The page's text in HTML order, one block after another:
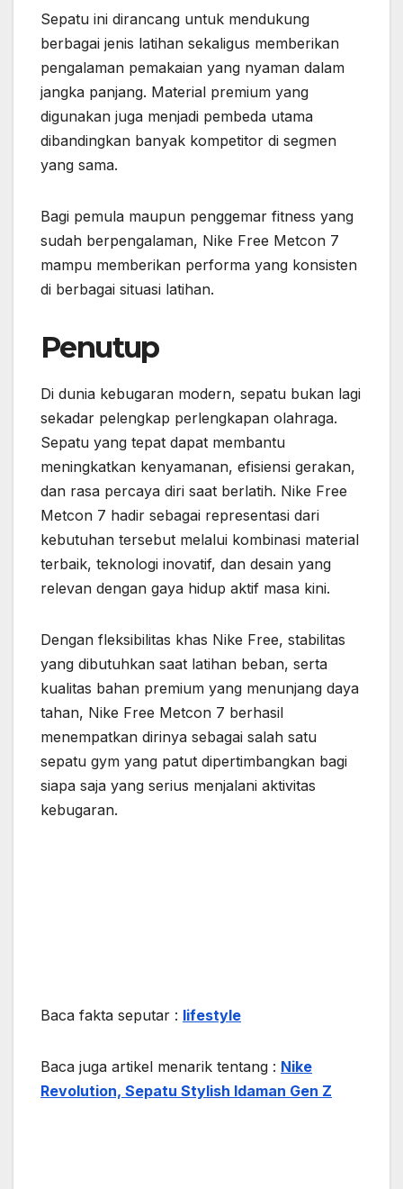
Sepatu ini dirancang untuk mendukung
berbagai jenis latihan sekaligus memberikan
pengalaman pemakaian yang nyaman dalam
jangka panjang. Material premium yang
digunakan juga menjadi pembeda utama
dibandingkan banyak kompetitor di segmen
yang sama.
Bagi pemula maupun penggemar fitness yang
sudah berpengalaman, Nike Free Metcon 7
mampu memberikan performa yang konsisten
di berbagai situasi latihan.
Penutup
Di dunia kebugaran modern, sepatu bukan lagi
sekadar pelengkap perlengkapan olahraga.
Sepatu yang tepat dapat membantu
meningkatkan kenyamanan, efisiensi gerakan,
dan rasa percaya diri saat berlatih. Nike Free
Metcon 7 hadir sebagai representasi dari
kebutuhan tersebut melalui kombinasi material
terbaik, teknologi inovatif, dan desain yang
relevan dengan gaya hidup aktif masa kini.
Dengan fleksibilitas khas Nike Free, stabilitas
yang dibutuhkan saat latihan beban, serta
kualitas bahan premium yang menunjang daya
tahan, Nike Free Metcon 7 berhasil
menempatkan dirinya sebagai salah satu
sepatu gym yang patut dipertimbangkan bagi
siapa saja yang serius menjalani aktivitas
kebugaran.
Baca fakta seputar : lifestyle
Baca juga artikel menarik tentang : Nike
Revolution, Sepatu Stylish Idaman Gen Z